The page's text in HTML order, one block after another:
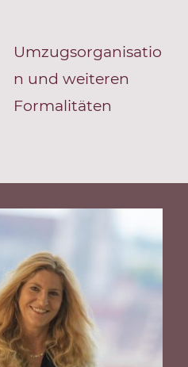
Umzugsorganisatio
n und weiteren
Formalitäten